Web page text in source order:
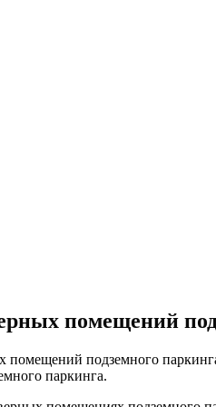
помещений
помещений подземного